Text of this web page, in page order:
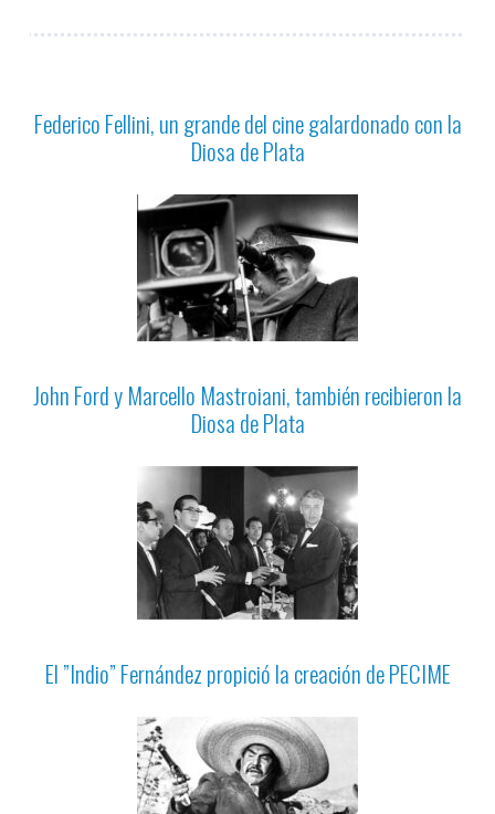
Federico Fellini, un grande del cine galardonado con la
Diosa de Plata
John Ford y Marcello Mastroiani, también recibieron la
Diosa de Plata
El ”Indio” Fernández propició la creación de PECIME